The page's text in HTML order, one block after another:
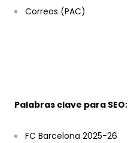
Correos (PAC)
Palabras clave para SEO:
FC Barcelona 2025-26